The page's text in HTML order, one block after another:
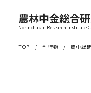
農林中金総合
Norinchukin Research Institute
TOP 刊行物 農中総